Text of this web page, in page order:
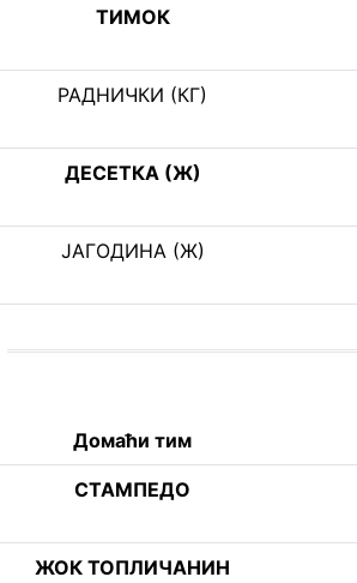
ТИМОК
РАДНИЧКИ (КГ)
ДЕСЕТКА (Ж)
ЈАГОДИНА (Ж)
Домаћи тим
СТАМПЕДО
ЖОК ТОПЛИЧАНИН